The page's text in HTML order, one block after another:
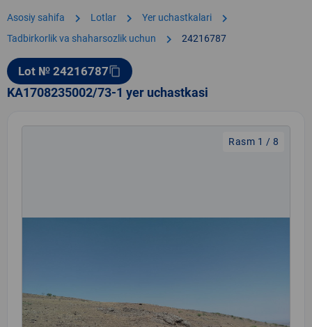
Asosiy sahifa chevron_right Lotlar chevron_right Yer uchastkalari chevron_right
Tadbirkorlik va shaharsozlik uchun chevron_right 24216787
Lot № 24216787content_copy
KA1708235002/73-1 yer uchastkasi
Rasm 1 / 8